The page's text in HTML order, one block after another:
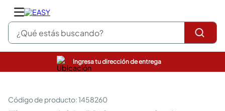
¿Qué estás buscando?
Ingresa tu dirección de entrega
:1458260
pinturas
sanitarios